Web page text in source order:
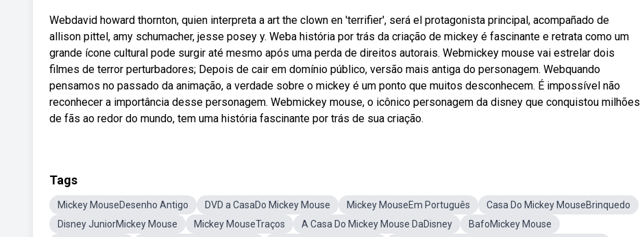
Webdavid howard thornton, quien interpreta a art the clown en 'terrifier', será el protagonista principal, acompañado de
allison pittel, amy schumacher, jesse posey y. Weba história por trás da criação de mickey é fascinante e retrata como um
grande ícone cultural pode surgir até mesmo após uma perda de direitos autorais. Webmickey mouse vai estrelar dois
filmes de terror perturbadores; Depois de cair em domínio público, versão mais antiga do personagem. Webquando
pensamos no passado da animação, a verdade sobre o mickey é um ponto que muitos desconhecem. É impossível não
reconhecer a importância desse personagem. Webmickey mouse, o icônico personagem da disney que conquistou milhões
de fãs ao redor do mundo, tem uma história fascinante por trás de sua criação.
Tags
Mickey MouseDesenho Antigo DVD a CasaDo Mickey Mouse Mickey MouseEm Português
Casa Do Mickey MouseBrinquedo
Disney JuniorMickey Mouse
Mickey MouseTraços A Casa Do Mickey Mouse DaDisney
BafoMickey Mouse